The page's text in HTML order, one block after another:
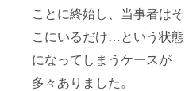
ことに終始し、当事者はそ
こにいるだけ…という状態
になってしまうケースが
多々ありました。